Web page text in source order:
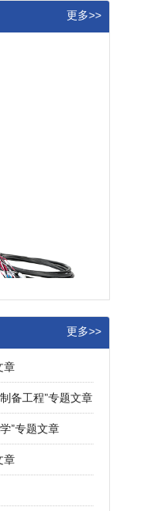
更多>>
更多>>
章
备工程”专题文章
”专题文章
章